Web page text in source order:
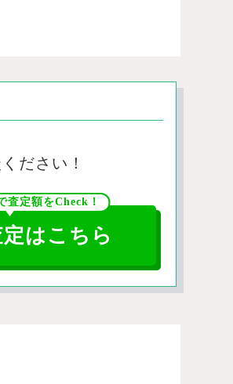
ださい！
査定額をCheck！
はこちら